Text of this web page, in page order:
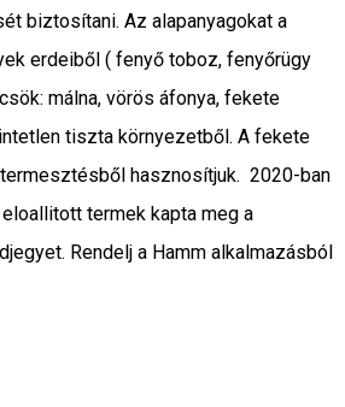
biztosítani. Az alapanyagokat a
erdeiből ( fenyő toboz, fenyőrügy
málna, vörös áfonya, fekete
tiszta környezetből. A fekete
hasznosítjuk. 2020-ban
termek kapta meg a
Rendelj a Hamm alkalmazásból